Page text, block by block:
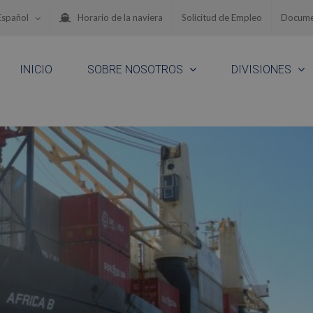
Horario de la naviera Solicitud de Empleo
INICIO SOBRE NOSOTROS DIVISIONES